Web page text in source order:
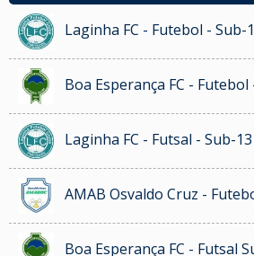
Laginha FC - Futebol - Sub-
Boa Esperança FC - Futebol
Laginha FC - Futsal - Sub-13
AMAB Osvaldo Cruz -
Boa Esperança FC - Futsal